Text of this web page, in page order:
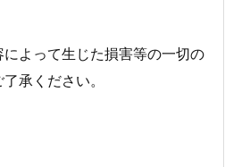
よって生じた損害等の一切の
承ください。